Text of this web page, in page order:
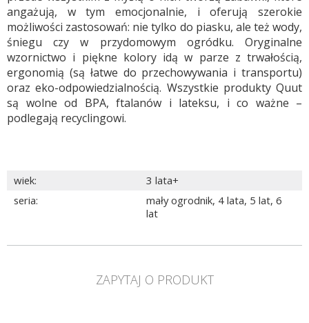
angażują, w tym emocjonalnie, i oferują szerokie
możliwości zastosowań: nie tylko do piasku, ale też wody,
śniegu czy w przydomowym ogródku. Oryginalne
wzornictwo i piękne kolory idą w parze z trwałością,
ergonomią (są łatwe do przechowywania i transportu)
oraz eko-odpowiedzialnością. Wszystkie produkty Quut
są wolne od BPA, ftalanów i lateksu, i co ważne –
podlegają recyclingowi.
wiek:
3 lata+
seria: mały ogrodnik, 4 lata, 5 lat, 6
lat
ZAPYTAJ O PRODUKT